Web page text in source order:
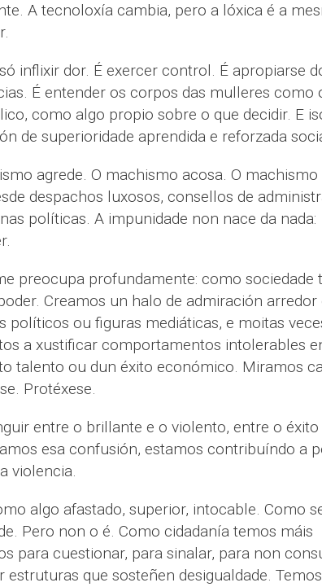
A tecnoloxía cambia, pero a lóxica é a
inflixir dor. É exercer control. É apropiarse
É entender os corpos das mulleres como
como algo propio sobre o que decidir. E
de superioridade aprendida e reforzada
agrede. O machismo acosa. O machismo
despachos luxosos, consellos de
políticas. A impunidade non nace da nada:
preocupa profundamente: como sociedade
Creamos un halo de admiración arredor
políticos ou figuras mediáticas, e moitas
a xustificar comportamentos intolerables
talento ou dun éxito económico. Miramos
Protéxese.
entre o brillante e o violento, entre o éxito
esa confusión, estamos contribuíndo a
violencia.
algo afastado, superior, intocable. Como
Pero non o é. Como cidadanía temos máis
para cuestionar, para sinalar, para non
que sosteñen desigualdade.